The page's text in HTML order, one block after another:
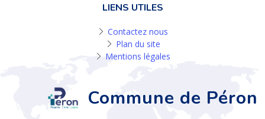
LIENS UTILES
Contactez nous
Plan du site
Mentions légales
Commune de Péron